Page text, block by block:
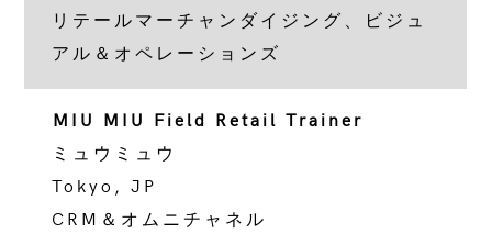
リテールマーチャンダイジング、ビジュ
アル＆オペレーションズ
MIU MIU Field Retail Trainer
ミュウミュウ
Tokyo, JP
CRM＆オムニチャネル